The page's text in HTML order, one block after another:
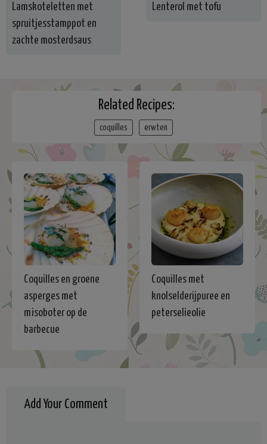
Lamskoteletten met
spruitjesstamppot en
zachte mosterdsaus
Lenterol met tofu
Related Recipes:
coquilles erwten
Coquilles en groene
asperges met
misoboter op de
barbecue
Coquilles met
knolselderijpuree en
peterselieolie
Add Your Comment